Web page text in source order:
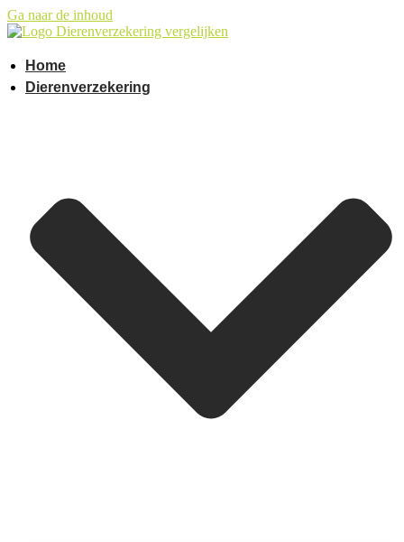
Ga naar de inhoud
Home
Dierenverzekering